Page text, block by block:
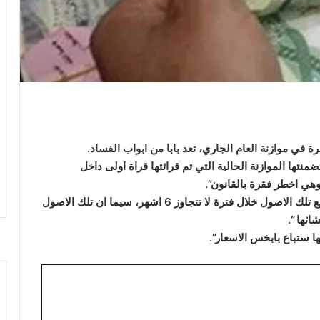
في موازنة العام الجاري، تعد بابا من ابواب الفساد.
الموازنة الحالية التي تم قرائتها قراة اولى داخل
اخطر فقرة بالقانون”.
وأضاف الخزعلي، ان “من الخطير ان تتضمن الفقرة بيع تلك الاصول خلال فترة لا تتجاوز 6 اشهر، سيما ان تلك الاصول
“.
ستباع بابخس الاسعار”.